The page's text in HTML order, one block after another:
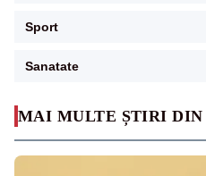
MAI MULTE ȘTIRI DIN
Sport
Sanatate